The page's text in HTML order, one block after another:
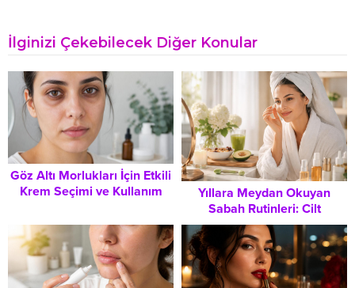
İlginizi Çekebilecek Diğer Konular
Göz Altı Morlukları İçin Etkili
Krem Seçimi ve Kullanım
Yıllara Meydan Okuyan
Sabah Rutinleri: Cilt
Bakımından İç Sağlığa
Kapsamlı Rehber